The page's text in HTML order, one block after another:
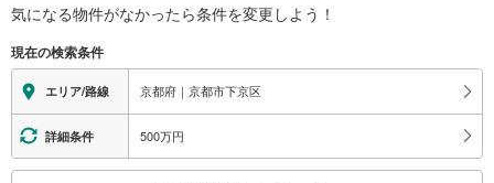
気になる物件がなかったら条件を変更しよう！
現在の検索条件
エリア/路線 京都府｜京都市下京区
詳細条件 500万円